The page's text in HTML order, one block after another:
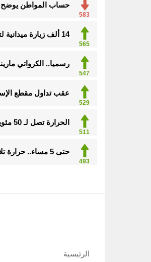
583
حساب المواطن يوضح:
565
14 ألف زيارة ميدانية لتعزيز السلامة والالتزام بكود البناء في الأحساء
547
رسميا.. الكرواتي
529
عقب تداول مقطع
511
الحرارة تصل لـ 50 مئوية.. الإنذار البرتقالي بموجة حارة على الأحساء وعدة مدن بالشرقية
493
حتى 5 مساء.. حرارة تلامس 50 مئوية وتنبيهات من موجة حارة على الأحساء والشرقية
الرئيسية